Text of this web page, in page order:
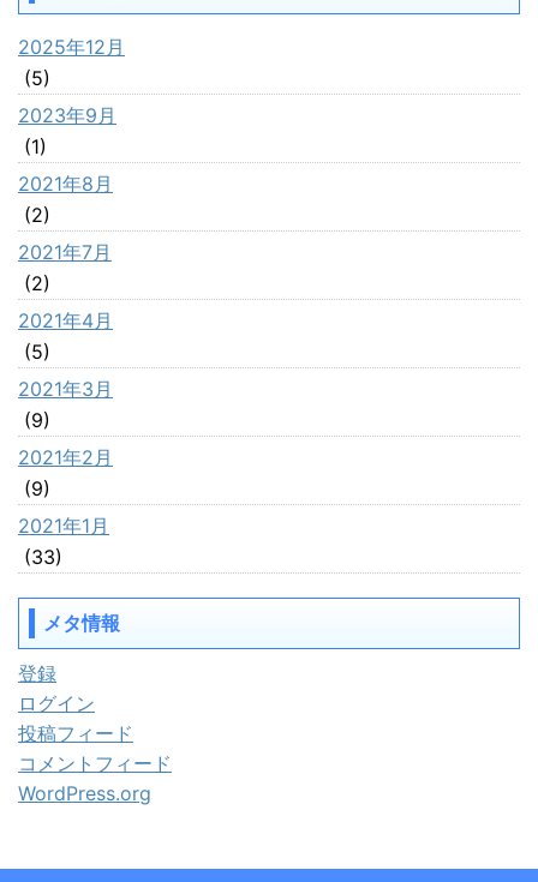
2025年12月
(5)
2023年9月
(1)
2021年8月
(2)
2021年7月
(2)
2021年4月
(5)
2021年3月
(9)
2021年2月
(9)
2021年1月
(33)
メタ情報
登録
ログイン
投稿フィード
コメントフィード
WordPress.org